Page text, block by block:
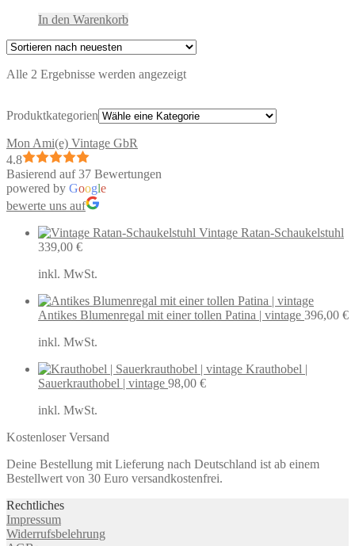
In den Warenkorb
Alle 2 Ergebnisse werden angezeigtNach
Produktkategorien
Mon Ami(e) Vintage GbR
4.8
Basierend auf 37 Bewertungen
powered by Google
bewerte uns auf
Vintage Ratan-Schaukelstuhl
339,00 €
inkl. MwSt.
Antikes Blumenregal mit einer tollen Patina | vintage 396,00 €
inkl. MwSt.
Krauthobel |
Sauerkrauthobel | vintage 98,00 €
inkl. MwSt.
Kostenloser Versand
Deine Bestellung mit Lieferung nach Deutschland ist ab einem
Bestellwert von 30 Euro versandkostenfrei.
Rechtliches
Impressum
Widerrufsbelehrung